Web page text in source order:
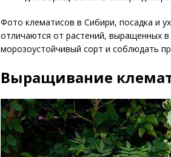
Фото клематисов в Сибири, посадка и
отличаются от растений, выращенных
морозоустойчивый сорт и соблюдать
Выращивание